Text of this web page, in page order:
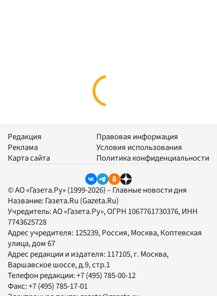
Редакция
Реклама
Карта сайта
Правовая информация
Условия использования
Политика конфиденциальности
© АО «Газета.Ру» (1999-2026) – Главные новости дня
Название: Газета.Ru (Gazeta.Ru)
Учредитель:АО «Газета.Ру», ОГРН 1067761730376, ИНН
7743625728
Адрес учредителя: 125239, Россия, Москва, Коптевская
улица, дом 67
Адрес редакции и издателя: 117105, г. Москва,
Варшавское шоссе, д.9, стр.1
Телефон редакции:+7 (495) 785-00-12
Факс:+7 (495) 785-17-01